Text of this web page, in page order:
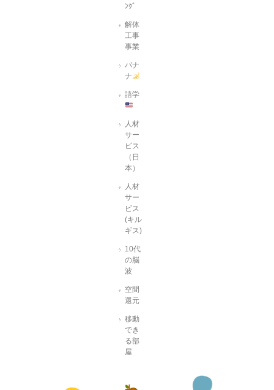
ﾝｸﾞ
解体
工事
事業
バナ
ナ
語学
人材
サー
ビス
（日
本）
人材
サー
ビス
(キル
ギス)
10代
の脳
波
空間
還元
移動
でき
る部
屋